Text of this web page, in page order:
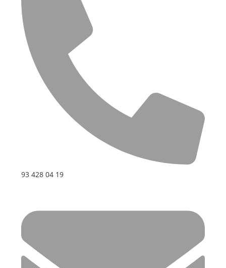
93 428 04 19